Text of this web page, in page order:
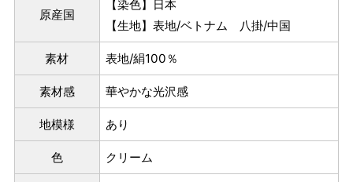
マイサイズでお仕立て（お客様の希望サイズでお仕立て）
店舗で採寸（お近くの店舗でスタッフが採寸）
原産国
【染色】日本
【生地】表地/ベトナム 八掛/中国
素材 表地/絹100％
素材感 華やかな光沢感
地模様 あり
色 クリーム